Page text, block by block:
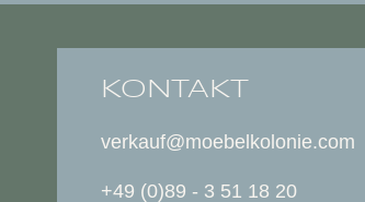
KONTAKT
verkauf@moebelkolonie.com
+49 (0)89 - 3 51 18 20